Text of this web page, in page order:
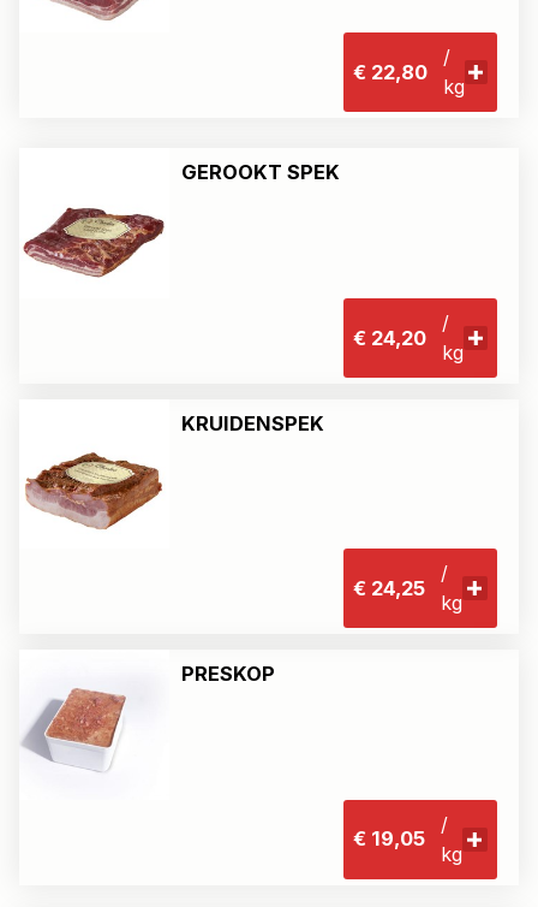
€ 22,80
/
kg
GEROOKT SPEK
€ 24,20
/
kg
KRUIDENSPEK
€ 24,25
/
kg
PRESKOP
€ 19,05
/
kg